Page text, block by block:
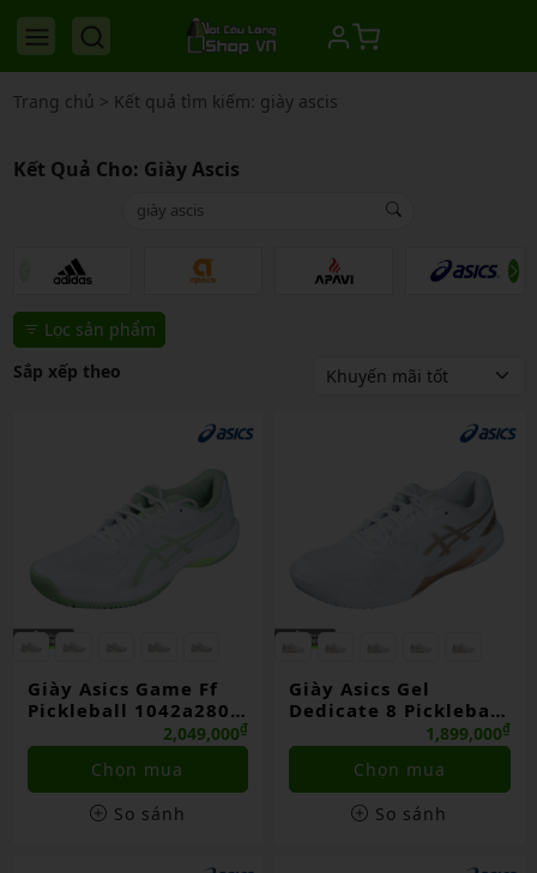
Trang chủ > Kết quả tìm kiếm: giày ascis
Kết Quả Cho: Giày Ascis
Lọc sản phẩm
Sắp xếp theo
Giày Asics Game Ff
Pickleball 1042a280-
101 White/jade2,049,000₫
Chọn mua
So sánh
Giày Asics Gel
Dedicate 8 Pickleball
1042a236-105
White/champagne
1,899,000₫
Chọn mua
So sánh